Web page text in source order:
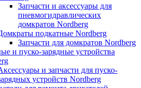
Запчасти и аксессуары для
пневмогидравлических
домкратов Nordberg
подкатные Nordberg
Запчасти для домкратов Nordberg
и пуско-зарядные устройства
и запчасти для пуско-
устройств Nordberg